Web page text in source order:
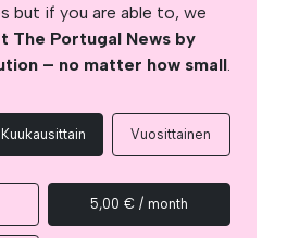
but if you are able to, we
The Portugal News by
– no matter how small.
Kuukausittain Vuosittainen
5,00 € / month